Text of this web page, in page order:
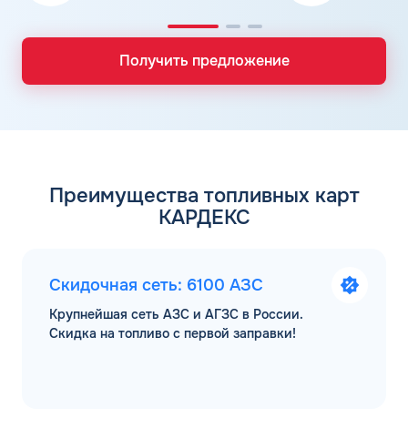
Получить предложение
Преимущества топливных карт
КАРДЕКС
Скидочная сеть: 6100 АЗС
Крупнейшая сеть АЗС и АГЗС в России.
Скидка на топливо с первой заправки!